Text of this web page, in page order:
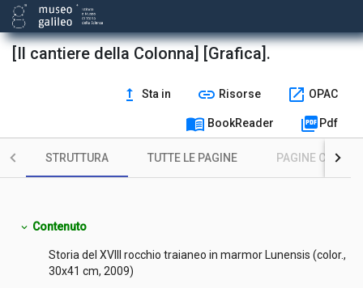
[Il cantiere della Colonna] [Grafica].
upgrade Sta in link Risorse open_in_new OPAC
menu_book BookReader picture_as_pdf Pdf
STRUTTURA TUTTE LE PAGINE PAGINE CON
expand_more Contenuto
Storia del XVIII rocchio traianeo in marmor Lunensis (color.,
30x41 cm, 2009)